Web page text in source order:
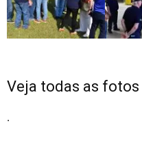
Veja todas as fotos
.